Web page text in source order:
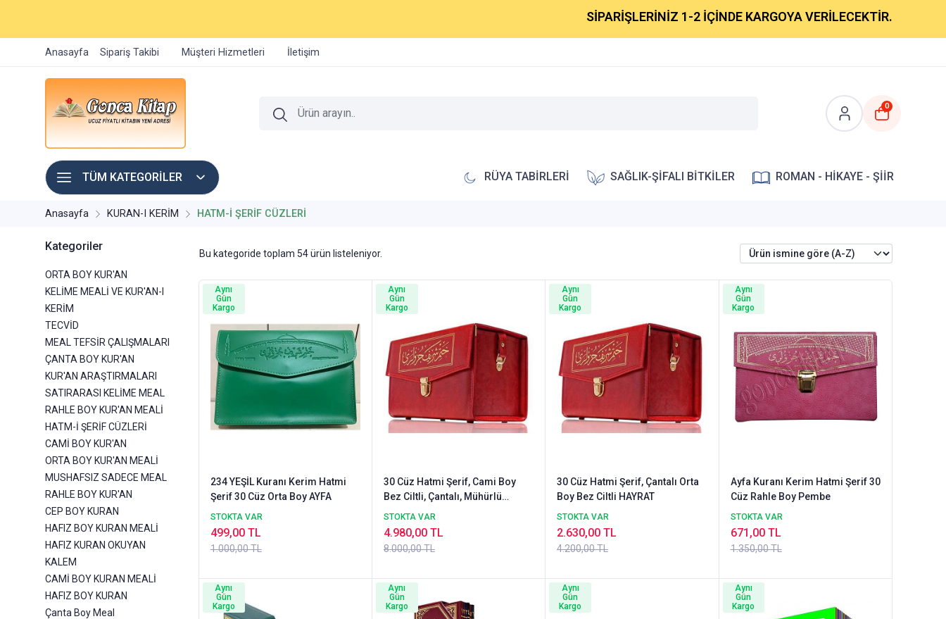
SİPARİŞLERİNİZ 1-2 İÇİNDE KARGOYA VERİLECEKTİR.
Anasayfa Sipariş Takibi Müşteri Hizmetleri İletişim
0
TÜM KATEGORİLER RÜYA TABİRLERİ SAĞLIK-ŞİFALI BİTKİLER ROMAN - HİKAYE - ŞİİR
Anasayfa KURAN-I KERİM HATM-İ ŞERİF CÜZLERİ
Kategoriler
ORTA BOY KUR'AN
KELİME MEALİ VE KUR'AN-I
KERİM
TECVİD
MEAL TEFSİR ÇALIŞMALARI
ÇANTA BOY KUR'AN
KUR'AN ARAŞTIRMALARI
SATIRARASI KELİME MEAL
RAHLE BOY KUR'AN MEALİ
HATM-İ ŞERİF CÜZLERİ
CAMİ BOY KUR'AN
ORTA BOY KUR'AN MEALİ
MUSHAFSIZ SADECE MEAL
RAHLE BOY KUR'AN
CEP BOY KURAN
HAFIZ BOY KURAN MEALİ
HAFIZ KURAN OKUYAN
KALEM
CAMİ BOY KURAN MEALİ
HAFIZ BOY KURAN
Çanta Boy Meal
Bu kategoride toplam 54ürün listeleniyor.
234 YEŞİL Kuranı Kerim Hatmi
Şerif 30 Cüz Orta Boy AYFA
STOKTA VAR
1.000,00 TL
499,00 TL
Aynı
Gün
Kargo
30 Cüz Hatmi Şerif, Cami Boy
Bez Ciltli, Çantalı, Mühürlü
HAYRAT
STOKTA VAR
8.000,00 TL
4.980,00 TL
Aynı
Gün
Kargo
30 Cüz Hatmi Şerif, Çantalı Orta
Boy Bez Ciltli HAYRAT
STOKTA VAR
4.200,00 TL
2.630,00 TL
Aynı
Gün
Kargo
Ayfa Kuranı Kerim Hatmi Şerif 30
Cüz Rahle Boy Pembe
STOKTA VAR
1.350,00 TL
671,00 TL
Aynı
Gün
Kargo
Aynı
Gün
Kargo
Aynı
Gün
Kargo
Aynı
Gün
Kargo
Aynı
Gün
Kargo